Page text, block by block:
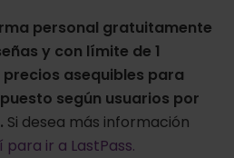
personal gratuitamente
y con límite de 1
asequibles para
según usuarios por
Si desea más información
ir a LastPass.